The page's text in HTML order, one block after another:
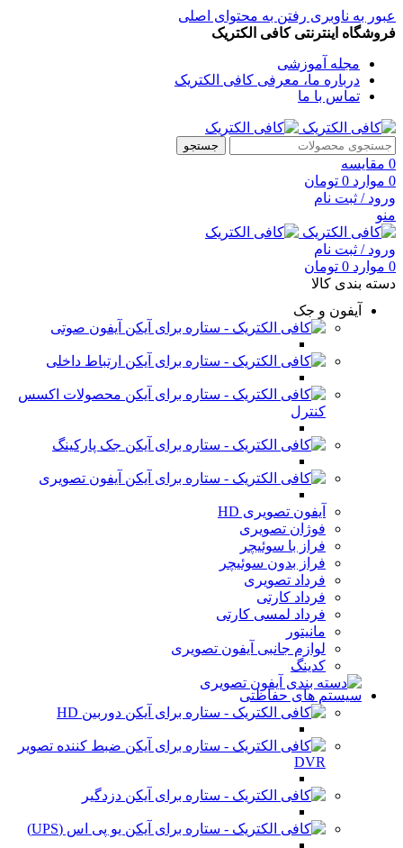
عبور به ناوبری رفتن به محتوای اصلی
فروشگاه اینترنتی کافی الکتریک
مجله آموزشی
درباره ما، معرفی کافی الکتریک
تماس با ما
جستجو
0 مقایسه
0 موارد 0 تومان
ورود / ثبت نام
منو
ورود / ثبت نام
0 موارد 0 تومان
دسته بندی کالا
آیفون و جک
آیفون صوتی
ارتباط داخلی
محصولات اکسس
کنترل
جک پارکینگ
آیفون تصویری
آیفون تصویری HD
فوژان تصویری
فراز با سوئیچر
فراز بدون سوئیچر
فرداد تصویری
فرداد کارتی
فرداد لمسی کارتی
مانیتور
لوازم جانبی آیفون تصویری
کدینگ
سیستم های حفاظتی
دوربین HD
ضبط کننده تصویر
DVR
دزدگیر
یو پی اس (UPS)